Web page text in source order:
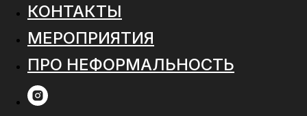
КОНТАКТЫ
МЕРОПРИЯТИЯ
ПРО НЕФОРМАЛЬНОСТЬ